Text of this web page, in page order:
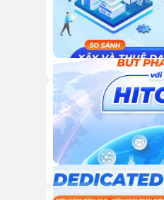
18/12/2025
TỰ XÂY HAY THUÊ TRUNG
CHỌN TỐI ƯU CHO DOANH
18/12/2025
DỊCH VỤ CDN CỦA HITC –
VÀ TỐI ƯU TRẢI NGHIỆM